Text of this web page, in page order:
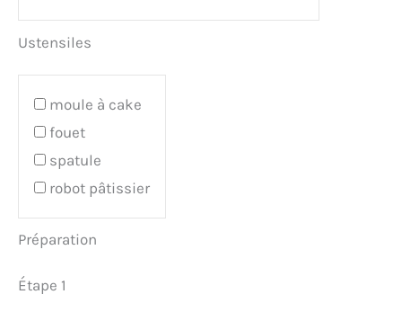
Ustensiles
moule à cake
fouet
spatule
robot pâtissier
Préparation
Étape 1